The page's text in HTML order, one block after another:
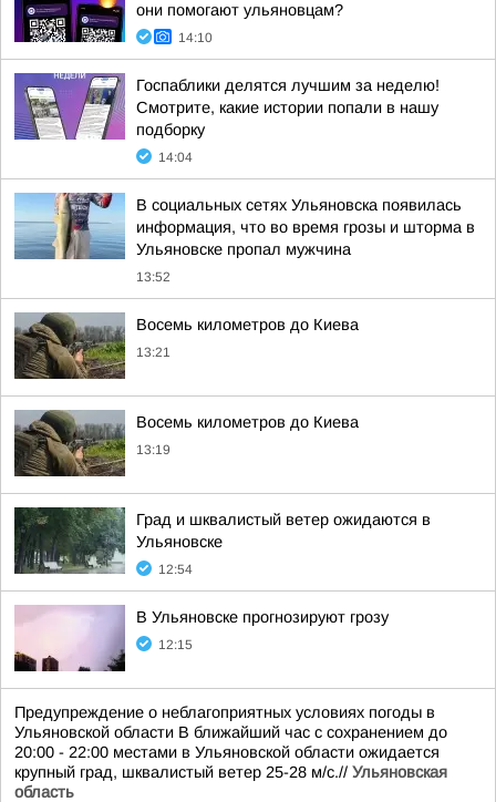
они помогают ульяновцам?
14:10
Госпаблики делятся лучшим за неделю!
Смотрите, какие истории попали в нашу
подборку
14:04
В социальных сетях Ульяновска появилась
информация, что во время грозы и шторма в
Ульяновске пропал мужчина
13:52
Восемь километров до Киева
13:21
Восемь километров до Киева
13:19
Град и шквалистый ветер ожидаются в
Ульяновске
12:54
В Ульяновске прогнозируют грозу
12:15
Предупреждение о неблагоприятных условиях погоды в
Ульяновской области В ближайший час с сохранением до
20:00 - 22:00 местами в Ульяновской области ожидается
крупный град, шквалистый ветер 25-28 м/с.// Ульяновская
область